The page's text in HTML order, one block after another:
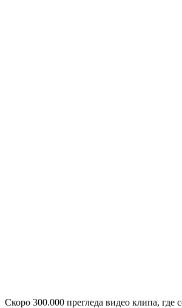
Скоро 300.000 прегледа видео клипа, где